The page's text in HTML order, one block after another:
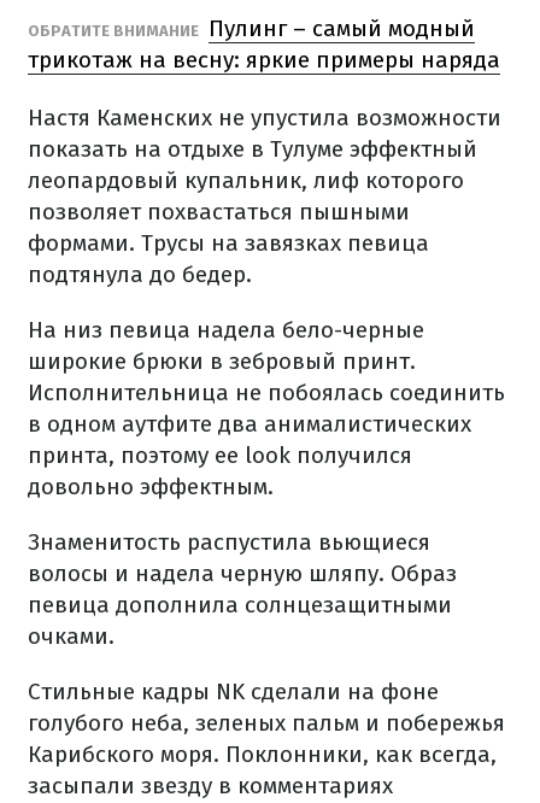
ОБРАТИТЕ ВНИМАНИЕ
Пулинг – самый модный
трикотаж на весну: яркие примеры наряда
Настя Каменских не упустила возможности
показать на отдыхе в Тулуме эффектный
леопардовый купальник, лиф которого
позволяет похвастаться пышными
формами. Трусы на завязках певица
подтянула до бедер.
На низ певица надела бело-черные
широкие брюки в зебровый принт.
Исполнительница не побоялась соединить
в одном аутфите два анималистических
принта, поэтому ее look получился
довольно эффектным.
Знаменитость распустила вьющиеся
волосы и надела черную шляпу. Образ
певица дополнила солнцезащитными
очками.
Стильные кадры NK сделали на фоне
голубого неба, зеленых пальм и побережья
Карибского моря. Поклонники, как всегда,
засыпали звезду в комментариях